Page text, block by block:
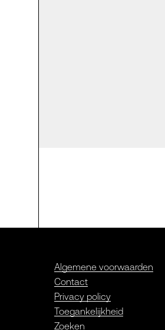
Algemene voorwaarden
Contact
Privacy policy
Toegankelijkheid
Zoeken